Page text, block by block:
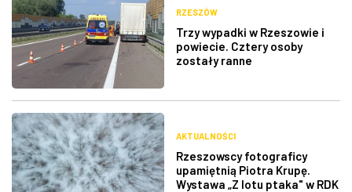
RZESZÓW
Trzy wypadki w Rzeszowie i
powiecie. Cztery osoby
zostały ranne
AKTUALNOŚCI
Rzeszowscy fotograficy
upamiętnią Piotra Krupę.
Wystawa „Z lotu ptaka" w RDK